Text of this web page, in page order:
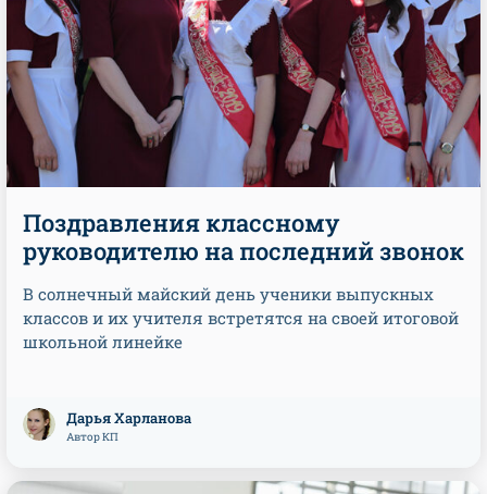
Поздравления классному
руководителю на последний звонок
В солнечный майский день ученики выпускных
классов и их учителя встретятся на своей итоговой
школьной линейке
Дарья Харланова
Автор КП